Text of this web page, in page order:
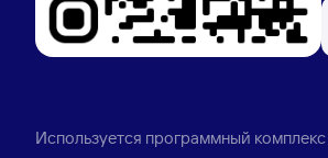
Используется программный комплекс